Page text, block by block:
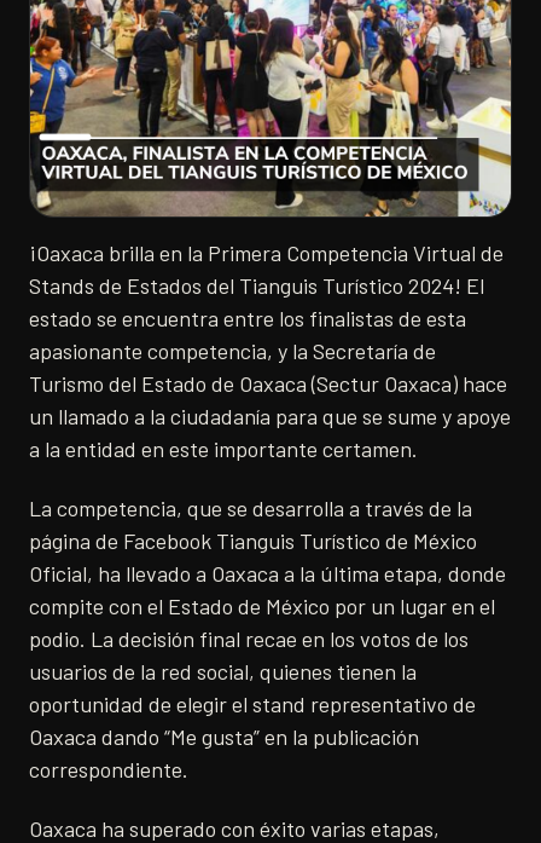
¡Oaxaca brilla en la Primera Competencia Virtual de
Stands de Estados del Tianguis Turístico 2024! El
estado se encuentra entre los finalistas de esta
apasionante competencia, y la Secretaría de
Turismo del Estado de Oaxaca (Sectur Oaxaca) hace
un llamado a la ciudadanía para que se sume y apoye
a la entidad en este importante certamen.
La competencia, que se desarrolla a través de la
página de Facebook Tianguis Turístico de México
Oficial, ha llevado a Oaxaca a la última etapa, donde
compite con el Estado de México por un lugar en el
podio. La decisión final recae en los votos de los
usuarios de la red social, quienes tienen la
oportunidad de elegir el stand representativo de
Oaxaca dando “Me gusta” en la publicación
correspondiente.
Oaxaca ha superado con éxito varias etapas,